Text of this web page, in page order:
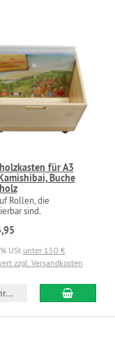
für A3
Buche
Rollen, die
sind.
USt unter 150 €
zzgl. Versandkosten